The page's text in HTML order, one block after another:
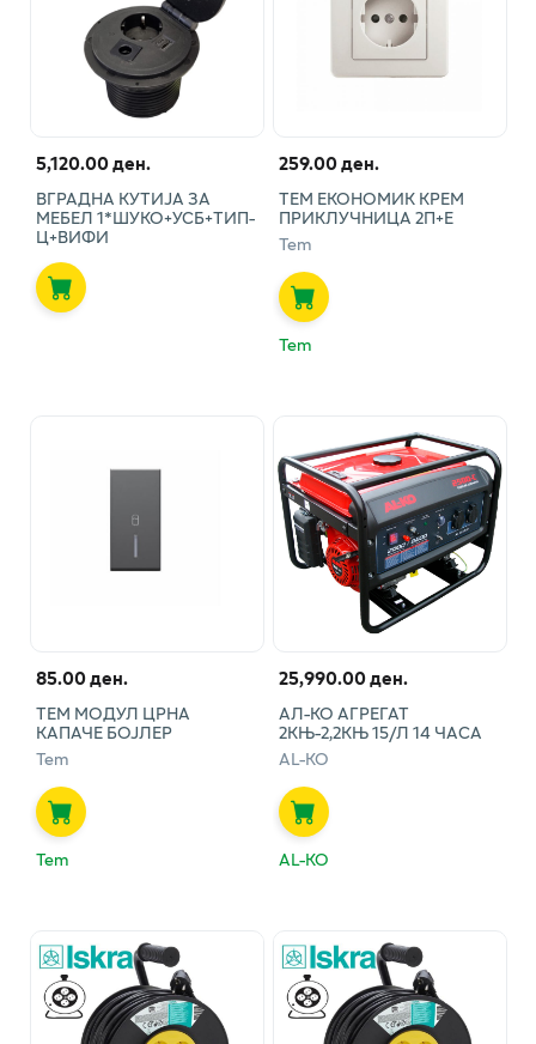
5,120.00 ден.
ВГРАДНА КУТИЈА ЗА
МЕБЕЛ 1*ШУКО+УСБ+ТИП-
Ц+ВИФИ
259.00 ден.
ТЕМ ЕКОНОМИК КРЕМ
ПРИКЛУЧНИЦА 2П+Е
Tem
Tem
85.00 ден.
ТЕМ МОДУЛ ЦРНА
КАПАЧЕ БОЈЛЕР
Tem
Tem
25,990.00 ден.
АЛ-КО АГРЕГАТ
2КЊ-2,2КЊ 15/Л 14 ЧАСА
AL-KO
AL-KO